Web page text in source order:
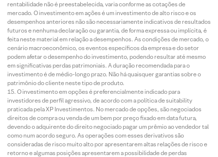
rentabilidade não é preestabelecida, varia conforme as cotações de
mercado. O investimento em ações é um investimento de alto risco e os
desempenhos anteriores não são necessariamente indicativos de resultados
futuros e nenhuma declaração ou garantia, de forma expressa ou implícita, é
feita neste material em relação a desempenhos. As condições de mercado, o
cenário macroeconômico, os eventos específicos da empresa e do setor
podem afetar o desempenho do investimento, podendo resultar até mesmo
em significativas perdas patrimoniais. A duração recomendada para o
investimento é de médio-longo prazo. Não há quaisquer garantias sobre o
patrimônio do cliente neste tipo de produto.
O investimento em opções é preferencialmente indicado para
investidores de perfil agressivo, de acordo com a política de suitability
praticada pela XP Investimentos. No mercado de opções, são negociados
direitos de compra ou venda de um bem por preço fixado em data futura,
devendo o adquirente do direito negociado pagar um prêmio ao vendedor tal
como num acordo seguro. As operações com esses derivativos são
consideradas de risco muito alto por apresentarem altas relações de risco e
retorno e algumas posições apresentarem a possibilidade de perdas